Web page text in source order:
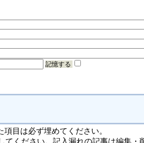
記憶する
項目は必ず埋めてください。
てください。記入漏れの記事は編集・